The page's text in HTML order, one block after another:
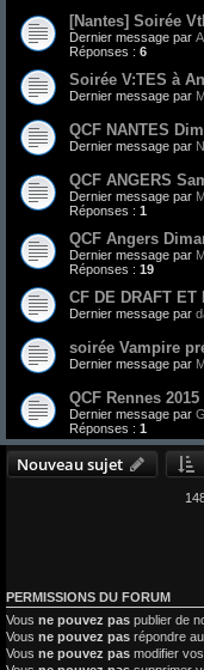
[Nantes] Soirée
Dernier message par
Réponses : 6
Soirée V:TES à
Dernier message par
QCF NANTES
Dernier message par
QCF ANGERS
Dernier message par
Réponses : 1
QCF Angers
Dernier message par
Réponses : 19
CF DE DRAFT ET
Dernier message par
soirée Vampire
Dernier message par
QCF Rennes
Dernier message par
Réponses : 1
Nouveau sujet
PERMISSIONS DU FORUM
Vous ne pouvez pas publier de
Vous ne pouvez pas répondre
Vous ne pouvez pas modifier